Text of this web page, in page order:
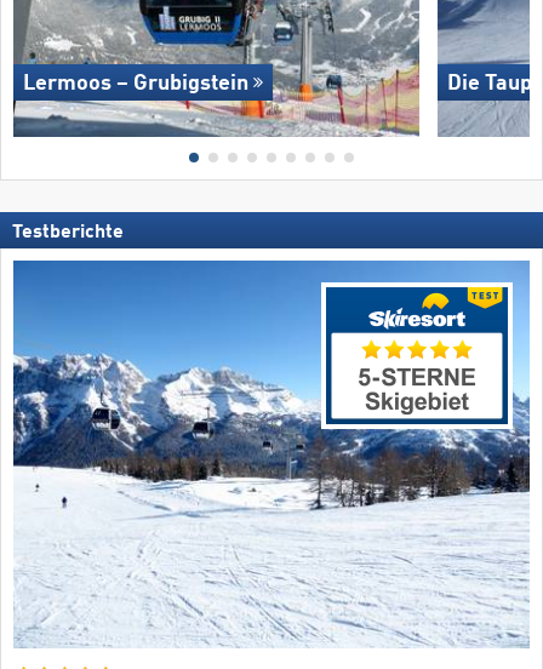
Lermoos – Grubigstein Die
Testberichte